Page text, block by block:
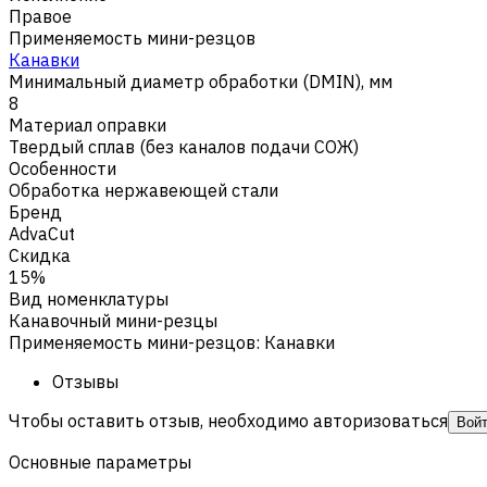
Правое
Применяемость мини-резцов
Канавки
Минимальный диаметр обработки (DMIN), мм
8
Материал оправки
Твердый сплав (без каналов подачи СОЖ)
Особенности
Обработка нержавеющей стали
Бренд
AdvaCut
Скидка
15%
Вид номенклатуры
Канавочный мини-резцы
Применяемость мини-резцов: Канавки
Отзывы
Чтобы оставить отзыв, необходимо авторизоваться
Основные параметры